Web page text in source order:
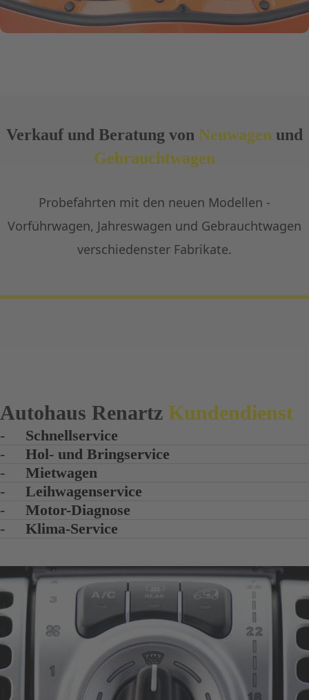
Verkauf und Beratung von Neuwagen und
Gebrauchtwagen
Probefahrten mit den neuen Modellen -
Vorführwagen, Jahreswagen und Gebrauchtwagen
verschiedenster Fabrikate.
Autohaus Renartz Kundendienst
-
Schnellservice
-
Hol- und Bringservice
-
Mietwagen
-
Leihwagenservice
-
Motor-Diagnose
-
Klima-Service